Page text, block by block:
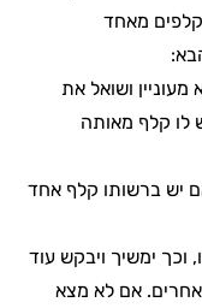
מאחד
ושואל את
לו קלף מאותה
יש ברשותו קלף אחד
ימשיך ויבקש עוד
אם לא מצא